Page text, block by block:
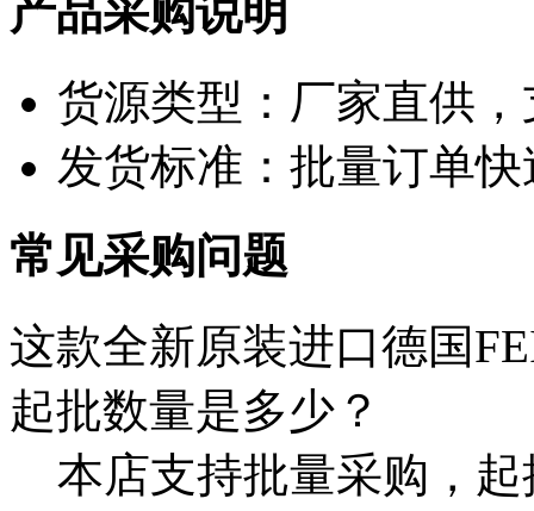
产品采购说明
货源类型：厂家直供
发货标准：批量订单
常见采购问题
这款全新原装进口德国
起批数量是多少？
本店支持批量采购，